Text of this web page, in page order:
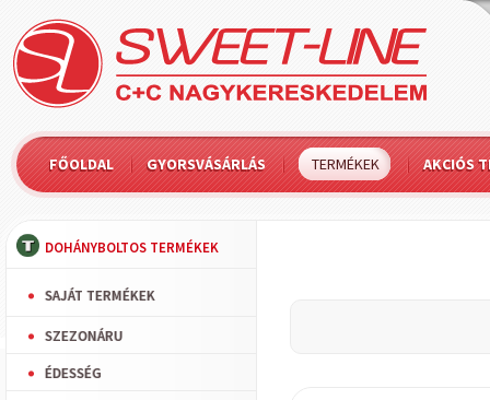
FŐOLDAL GYORSVÁSÁRLÁS TERMÉKEK AKCIÓS
DOHÁNYBOLTOS TERMÉKEK
SAJÁT TERMÉKEK
SZEZONÁRU
ÉDESSÉG